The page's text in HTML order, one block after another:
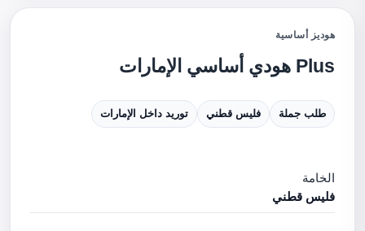
هوديز أساسية
Plus هودي أساسي الإمارات
طلب جملة فليس قطني توريد داخل الإمارات
الخامة
فليس قطني